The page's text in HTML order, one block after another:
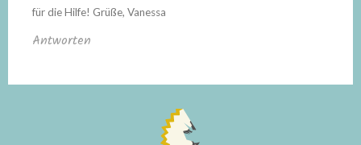
für die Hilfe! Grüße, Vanessa
Antworten